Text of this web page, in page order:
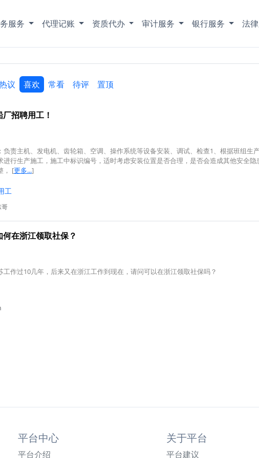
服务 代理记账 资质代办 审计服务 银行服务 法
议 喜欢 常看 待评 置顶
招聘用工！
负责主机、发电机、齿轮箱、空调、操作系统等设备安装、调试、检查1、根据班组生
进行生产施工，施工中标识编号，适时考虑安装位置是否合理，是否会造成其他安全
[更多...]
工
哥
何在浙江领取社保？
工作过10几年，后来又在浙江工作到现在，请问可以在浙江领取社保吗？
平台中心
平台介绍
关于平台
平台建议